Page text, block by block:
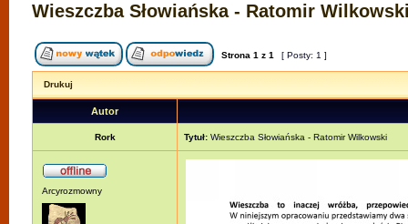
Wieszczba Słowiańska - Ratomir
Strona 1 z 1 [ Posty: 1 ]
Drukuj
Autor
Rork Tytuł: Wieszczba Słowiańska - Ratomir Wilkowski
Arcyrozmowny